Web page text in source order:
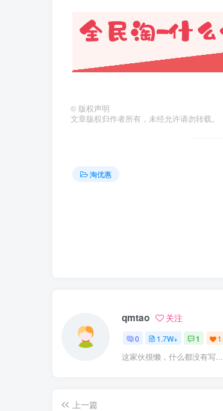
© 版权声明
文章版权归作者所有，未经允许请勿转载。
淘优惠
qmtao 关注
0 1.7W+ 1 1
这家伙很懒，什么都没有写...
上一篇